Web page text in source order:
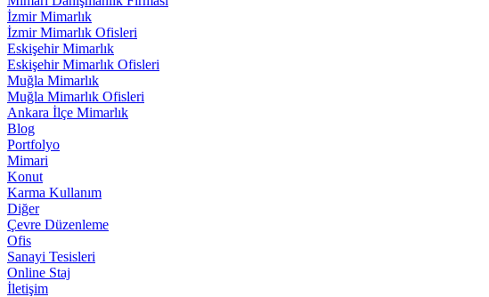
İzmir Mimarlık
İzmir Mimarlık Ofisleri
Eskişehir Mimarlık
Eskişehir Mimarlık Ofisleri
Muğla Mimarlık
Muğla Mimarlık Ofisleri
Ankara İlçe Mimarlık
Blog
Portfolyo
Mimari
Konut
Karma Kullanım
Diğer
Çevre Düzenleme
Ofis
Sanayi Tesisleri
Online Staj
İletişim